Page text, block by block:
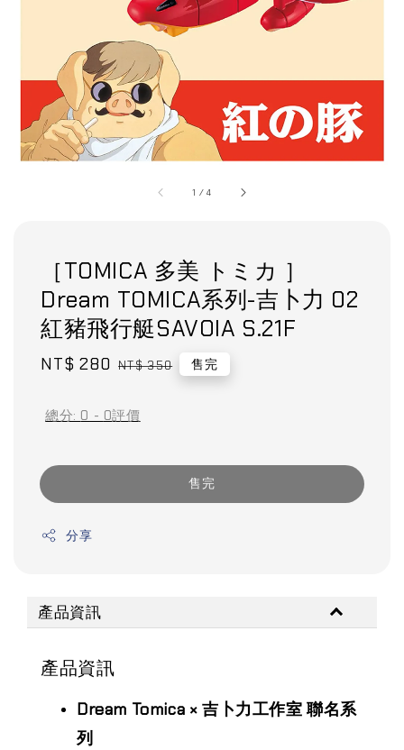
1 /4
［TOMICA 多美 トミカ ］
Dream TOMICA系列-吉卜力 02
紅豬飛行艇SAVOIA S.21F
Sale
NT$ 280 Regular
NT$ 350 售完
總分: 0 - 0評價
售完
分享
產品資訊
產品資訊
Dream Tomica × 吉卜力工作室 聯名系
列